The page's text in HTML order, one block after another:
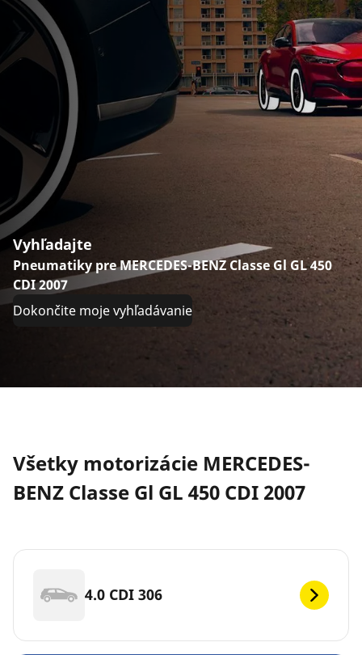
Vyhľadajte
Pneumatiky pre MERCEDES-BENZ Classe Gl GL 450
CDI 2007
Dokončite moje vyhľadávanie
Všetky motorizácie MERCEDES-
BENZ Classe Gl GL 450 CDI 2007
4.0 CDI 306